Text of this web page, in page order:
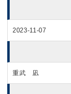
2023-11-07
重武 凪